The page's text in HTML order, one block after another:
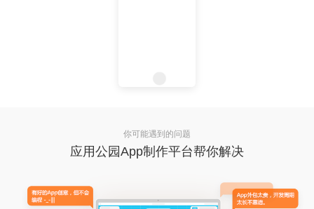
你可能遇到的问题
应用公园App制作平台帮你解决